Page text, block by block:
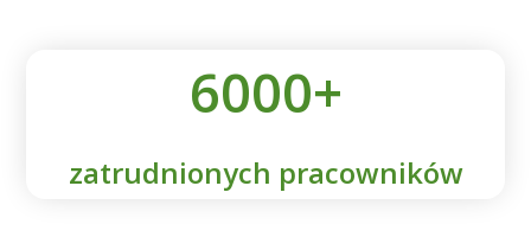
6000+
zatrudnionych pracowników